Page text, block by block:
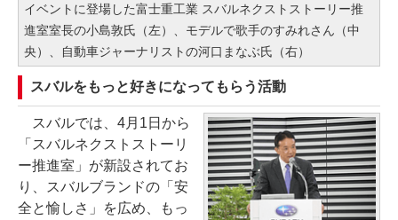
イベントに登場した富士重工業 スバルネクストストーリー推
進室室長の小島敦氏（左）、モデルで歌手のすみれさん（中
央）、自動車ジャーナリストの河口まなぶ氏（右）
スバルをもっと好きになってもらう活動
スバルでは、4月1日から
「スバルネクストストーリ
ー推進室」が新設されてお
り、スバルブランドの「安
全と愉しさ」を広め、もっ